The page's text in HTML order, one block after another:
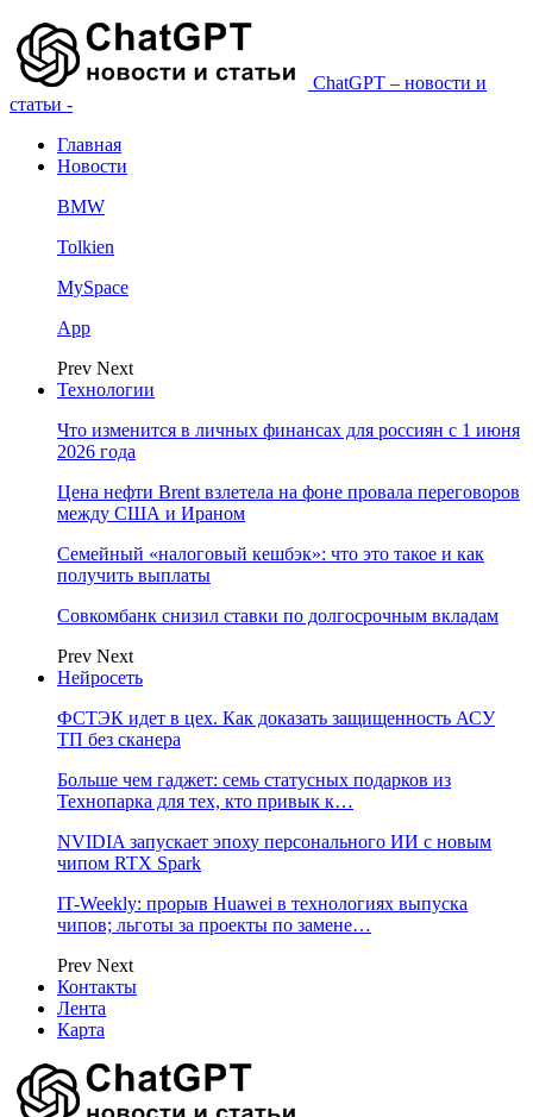
ChatGPT – новости и
статьи -
Главная
Новости
BMW
Tolkien
MySpace
App
Prev Next
Технологии
Что изменится в личных финансах для россиян с 1 июня
2026 года
Цена нефти Brent взлетела на фоне провала переговоров
между США и Ираном
Семейный «налоговый кешбэк»: что это такое и как
получить выплаты
Совкомбанк снизил ставки по долгосрочным вкладам
Prev Next
Нейросеть
ФСТЭК идет в цех. Как доказать защищенность АСУ
ТП без сканера
Больше чем гаджет: семь статусных подарков из
Технопарка для тех, кто привык к…
NVIDIA запускает эпоху персонального ИИ с новым
чипом RTX Spark
IT-Weekly: прорыв Huawei в технологиях выпуска
чипов; льготы за проекты по замене…
Prev Next
Контакты
Лента
Карта